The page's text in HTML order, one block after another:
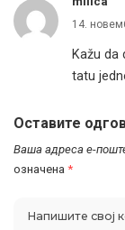
14.
Kažu
tatu
Оставите
Ваша адреса е-
означена *